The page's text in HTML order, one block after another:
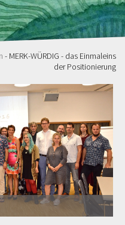
- MERK-WÜRDIG - das Einmaleins
der Positionierung